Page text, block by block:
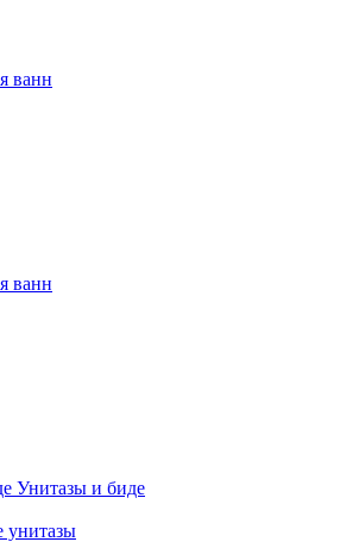
ванн
ванн
Унитазы и биде
унитазы